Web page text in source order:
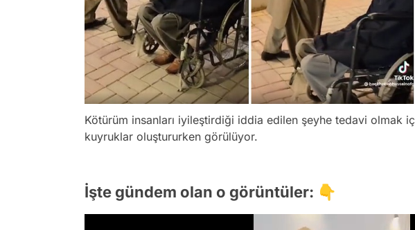
Kötürüm insanları iyileştirdiği iddia edilen şeyhe tedavi olmak
kuyruklar oluştururken görülüyor.
İşte gündem olan o görüntüler: 👇